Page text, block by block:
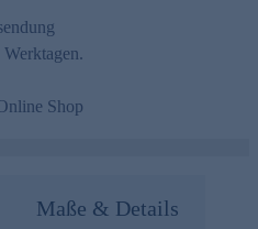
Shop
Maße & Details